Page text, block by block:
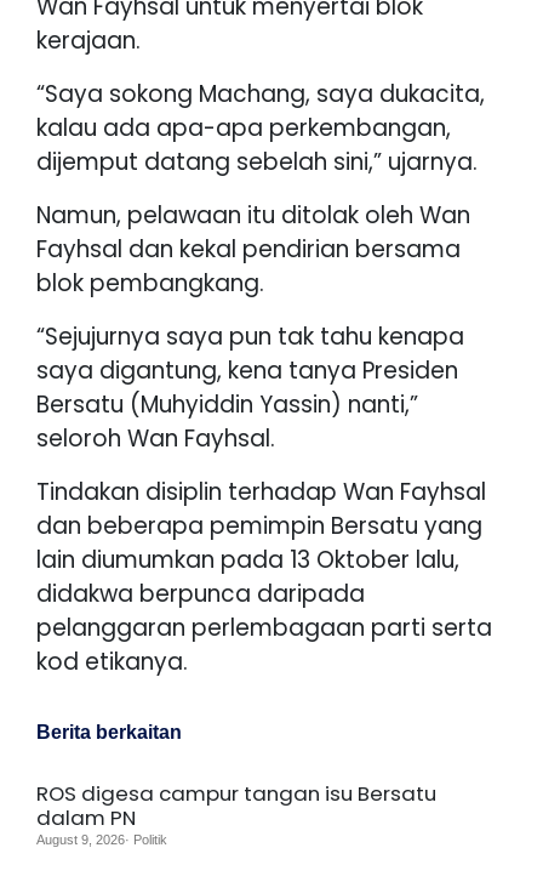
kerajaan.
“Saya sokong Machang, saya dukacita,
kalau ada apa-apa perkembangan,
dijemput datang sebelah sini,” ujarnya.
Namun, pelawaan itu ditolak oleh Wan
Fayhsal dan kekal pendirian bersama
blok pembangkang.
“Sejujurnya saya pun tak tahu kenapa
saya digantung, kena tanya Presiden
Bersatu (Muhyiddin Yassin) nanti,”
seloroh Wan Fayhsal.
Tindakan disiplin terhadap Wan Fayhsal
dan beberapa pemimpin Bersatu yang
lain diumumkan pada 13 Oktober lalu,
didakwa berpunca daripada
pelanggaran perlembagaan parti serta
kod etikanya.
Berita berkaitan
ROS digesa campur tangan isu Bersatu
dalam PN
August 9, 2026· Politik